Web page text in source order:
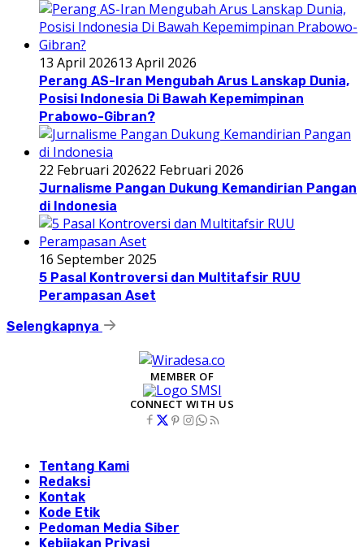
13 April 202613 April 2026
Perang AS-Iran Mengubah Arus Lanskap Dunia,
Posisi Indonesia Di Bawah Kepemimpinan
Prabowo-Gibran?
22 Februari 202622 Februari 2026
Jurnalisme Pangan Dukung Kemandirian Pangan
di Indonesia
16 September 2025
5 Pasal Kontroversi dan Multitafsir RUU
Perampasan Aset
Selengkapnya
MEMBER OF
CONNECT WITH US
Tentang Kami
Redaksi
Kontak
Kode Etik
Pedoman Media Siber
Kebijakan Privasi